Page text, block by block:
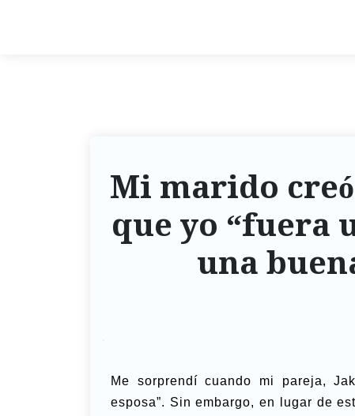
Mi marido
que yo “fuera
una
Me sorprendí cuando mi pareja,
esposa”. Sin embargo, en lugar de